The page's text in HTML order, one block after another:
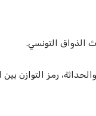
الذواق التونسي.
رمز التوازن بين